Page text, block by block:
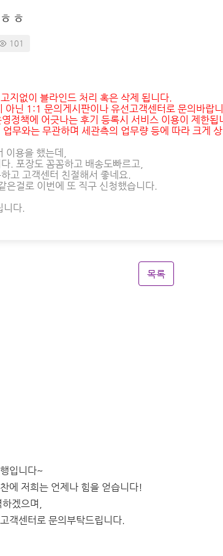
ㅎ
101
지없이 블라인드 처리 혹은 삭제 됩니다.
닌 1:1 문의게시판이나 유선고객센터로 문의바랍
정책에 어긋나는 후기 등록시 서비스 이용이 제한됩
무와는 무관하며 세관측의 업무량 등에 따라 크게
용을 했는데,
. 포장도 꼼꼼하고 배송도빠르고,
고 고객센터 친절해서 좋네요.
은걸로 이번에 또 직구 신청했습니다.
니다.
목록
입니다~
에 저희는 언제나 힘을 얻습니다!
겠으며,
객센터로 문의부탁드립니다.